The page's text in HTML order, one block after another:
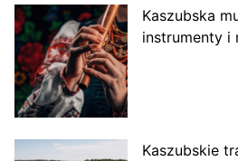
Kaszubska
instrumenty i
Kaszubskie